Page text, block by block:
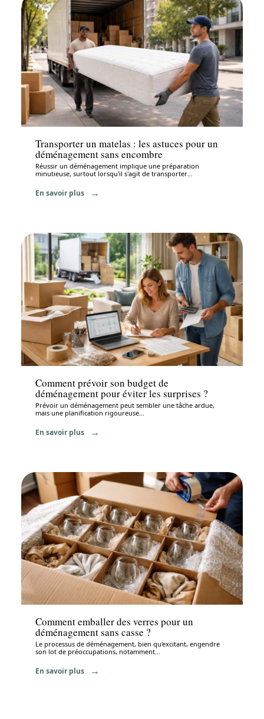
Déménagement
Transporter un matelas : les astuces pour un
déménagement sans encombre
Réussir un déménagement implique une préparation
minutieuse, surtout lorsqu'il s'agit de transporter
En savoir plus
Déménagement
Comment prévoir son budget de
déménagement pour éviter les surprises ?
Prévoir un déménagement peut sembler une tâche ardue,
mais une planification rigoureuse
En savoir plus
Déménagement
Comment emballer des verres pour un
déménagement sans casse ?
Le processus de déménagement, bien qu'excitant, engendre
son lot de préoccupations, notamment…
En savoir plus